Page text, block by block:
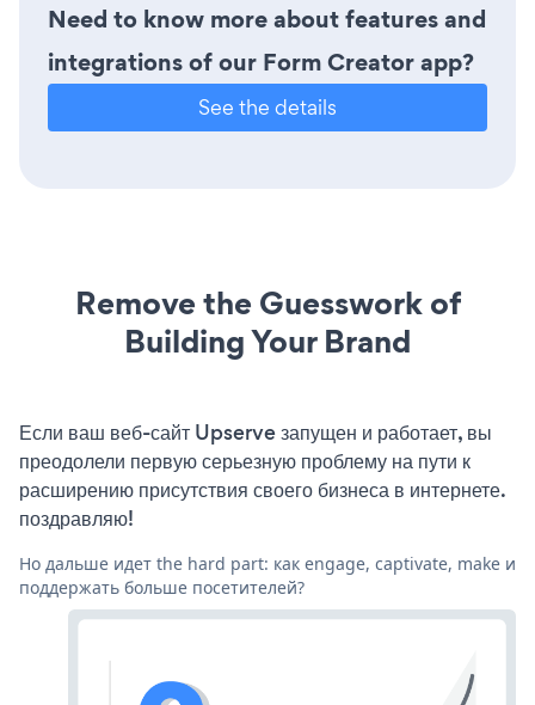
Need to know more about features and
integrations of our Form Creator app?
See the details
Remove the Guesswork of
Building Your Brand
Если ваш веб-сайт Upserve запущен и работает, вы
преодолели первую серьезную проблему на пути к
расширению присутствия своего бизнеса в интернете.
поздравляю!
Но дальше идет the hard part: как engage, captivate, make и
поддержать больше посетителей?